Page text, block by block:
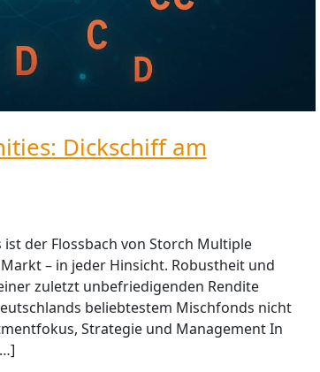
Dickschiff am
der Flossbach von Storch Multiple
– in jeder Hinsicht. Robustheit und
zuletzt unbefriedigenden Rendite
beliebtestem Mischfonds nicht
Strategie und Management In